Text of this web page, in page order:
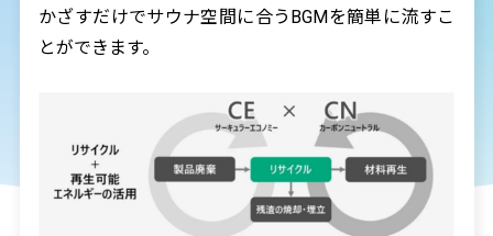
かざすだけでサウナ空間に合うBGMを簡単に流すこ
とができます。